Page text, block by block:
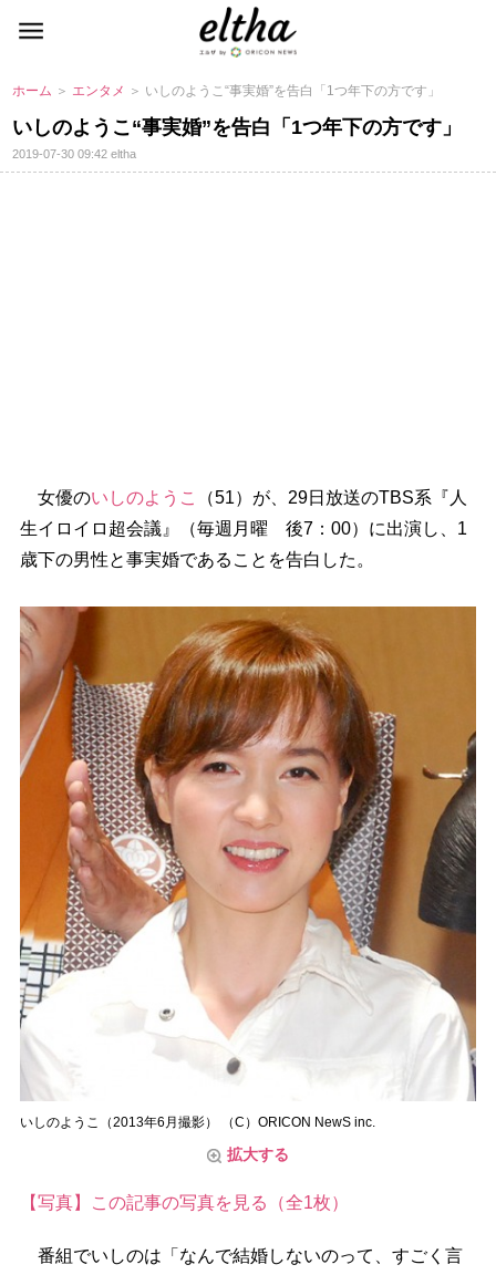
ホーム ＞ エンタメ ＞ いしのようこ“事実婚”を告白「1つ年下の方です」
いしのようこ“事実婚”を告白「1つ年下の方です」
2019-07-30 09:42eltha
女優のいしのようこ
（51）が、29日放送のTBS系『人
生イロイロ超会議』（毎週月曜 後7：00）に出演し、1
歳下の男性と事実婚であることを告白した。
いしのようこ（2013年6月撮影） （C）ORICON NewS inc.
拡大する
【写真】この記事の写真を見る（全1枚）
番組でいしのは「なんで結婚しないのって、すごく言